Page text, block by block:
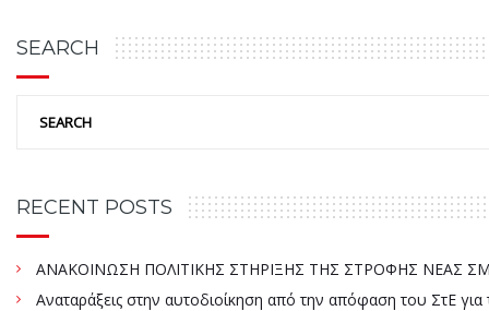
SEARCH
RECENT POSTS
ΑΝΑΚΟΙΝΩΣΗ ΠΟΛΙΤΙΚΗΣ ΣΤΗΡΙΞΗΣ ΤΗΣ ΣΤΡΟΦΗΣ ΝΕΑΣ
Αναταράξεις στην αυτοδιοίκηση από την απόφαση του ΣτΕ